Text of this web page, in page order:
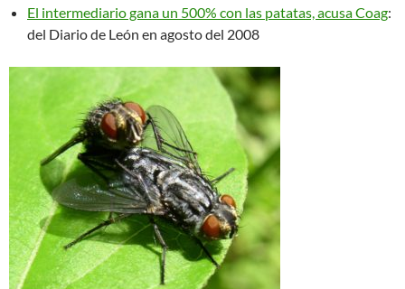
El intermediario gana un 500% con las patatas, acusa Coag:
del Diario de León en agosto del 2008